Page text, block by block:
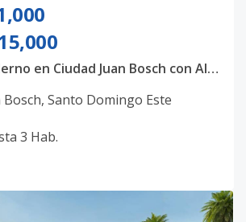
Proyecto Moderno en Ciudad Juan Bosch con Alto Potencial
Bosch, Santo Domingo Este
3 Hab.